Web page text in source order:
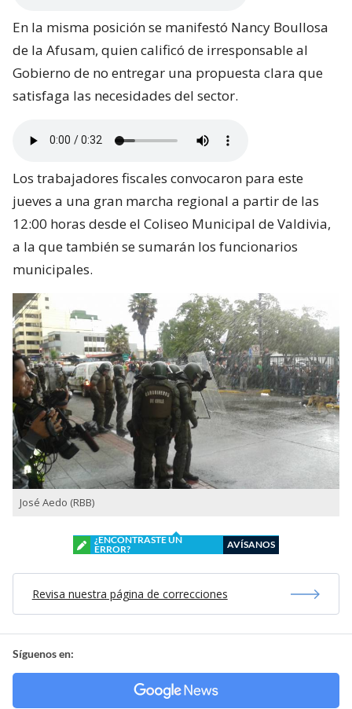
En la misma posición se manifestó Nancy Boullosa
de la Afusam, quien calificó de irresponsable al
Gobierno de no entregar una propuesta clara que
satisfaga las necesidades del sector.
Los trabajadores fiscales convocaron para este
jueves a una gran marcha regional a partir de las
12:00 horas desde el Coliseo Municipal de Valdivia,
a la que también se sumarán los funcionarios
municipales.
José Aedo (RBB)
¿ENCONTRASTE UN
ERROR?
AVÍSANOS
Revisa nuestra página de correcciones
Síguenos en: